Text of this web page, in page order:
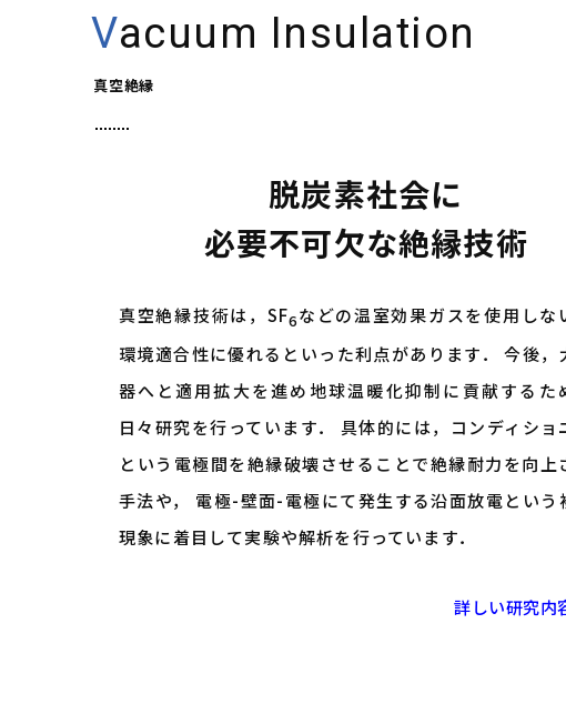
Vacuum Insulation
真空絶縁
脱炭素社会に
必要不可欠な絶縁技術
真空絶縁技術は，SF6などの温室効果ガスを使用しな
環境適合性に優れるといった利点があります． 今後，
器へと適用拡大を進め地球温暖化抑制に貢献するた
日々研究を行っています． 具体的には，コンディショ
という電極間を絶縁破壊させることで絶縁耐力を向上
手法や， 電極-壁面-電極にて発生する沿面放電という
現象に着目して実験や解析を行っています．
詳しい研究内